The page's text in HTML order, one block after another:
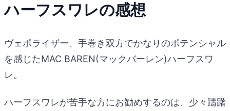
ハーフスワレの感想
ヴェポライザー、手巻き双方でかなりのポテンシャル
を感じたMAC BAREN(マックバーレン)ハーフスワ
レ。
ハーフスワレが苦手な方にお勧めするのは、少々躊躇